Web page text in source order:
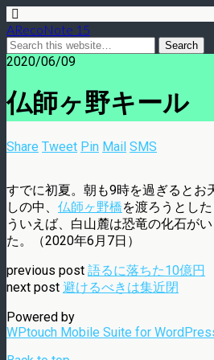
ARecoNote 15
2020/06/09
仏師ヶ野キール
Share Tweet Pin Mail SMS
すでに初夏。朝も9時を過ぎるとお
しの中、 仏師ヶ野橋を渡ろうとし
ういえば、白山麓は恐竜の化石が
た。（2020年6月7日）
previous post 語るに落ちた10億円
next post 避けるべきは集近閉
Powered by
WPtouch Mobile Suite for